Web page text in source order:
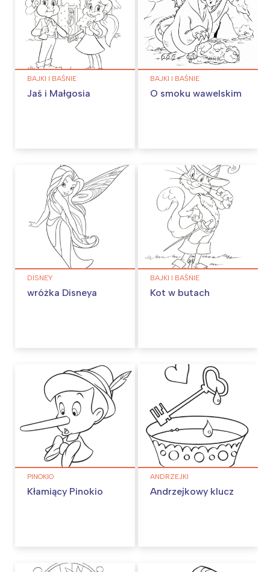
BAJKI I BAŚNIE
Jaś i Małgosia
BAJKI I BAŚNIE
O smoku wawelskim
DISNEY
wróżka Disneya
BAJKI I BAŚNIE
Kot w butach
PINOKIO
Kłamiący Pinokio
ANDRZEJKI
Andrzejkowy klucz